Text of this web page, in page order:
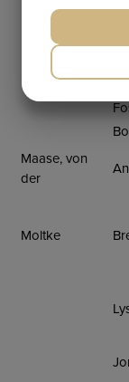
Løvenskiold
Maase, von
der
Moltke